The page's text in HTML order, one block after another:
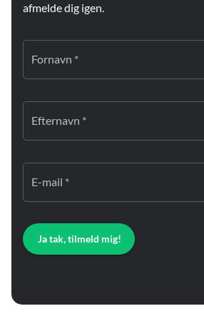
afmelde dig igen.
Fornavn *
Efternavn *
E-mail *
Ja tak, tilmeld mig!